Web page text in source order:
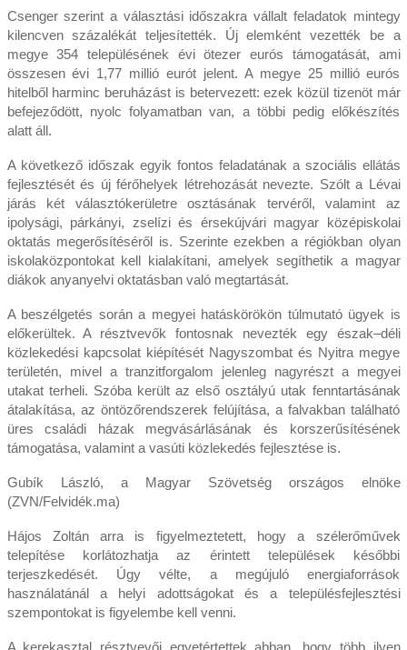
Csenger szerint a választási időszakra vállalt feladatok mintegy
kilencven százalékát teljesítették. Új elemként vezették be a
megye 354 településének évi ötezer eurós támogatását, ami
összesen évi 1,77 millió eurót jelent. A megye 25 millió eurós
hitelből harminc beruházást is betervezett: ezek közül tizenöt már
befejeződött, nyolc folyamatban van, a többi pedig előkészítés
alatt áll.
A következő időszak egyik fontos feladatának a szociális ellátás
fejlesztését és új férőhelyek létrehozását nevezte. Szólt a Lévai
járás két választókerületre osztásának tervéről, valamint az
ipolysági, párkányi, zselízi és érsekújvári magyar középiskolai
oktatás megerősítéséről is. Szerinte ezekben a régiókban olyan
iskolaközpontokat kell kialakítani, amelyek segíthetik a magyar
diákok anyanyelvi oktatásban való megtartását.
A beszélgetés során a megyei hatáskörökön túlmutató ügyek is
előkerültek. A résztvevők fontosnak nevezték egy észak–déli
közlekedési kapcsolat kiépítését Nagyszombat és Nyitra megye
területén, mivel a tranzitforgalom jelenleg nagyrészt a megyei
utakat terheli. Szóba került az első osztályú utak fenntartásának
átalakítása, az öntözőrendszerek felújítása, a falvakban található
üres családi házak megvásárlásának és korszerűsítésének
támogatása, valamint a vasúti közlekedés fejlesztése is.
Gubík László, a Magyar Szövetség országos elnöke
(ZVN/Felvidék.ma)
Hájos Zoltán arra is figyelmeztetett, hogy a szélerőművek
telepítése korlátozhatja az érintett települések későbbi
terjeszkedését. Úgy vélte, a megújuló energiaforrások
használatánál a helyi adottságokat és a településfejlesztési
szempontokat is figyelembe kell venni.
A kerekasztal résztvevői egyetértettek abban, hogy több ilyen